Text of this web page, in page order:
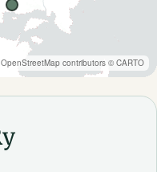
OpenStreetMap contributors © CARTO